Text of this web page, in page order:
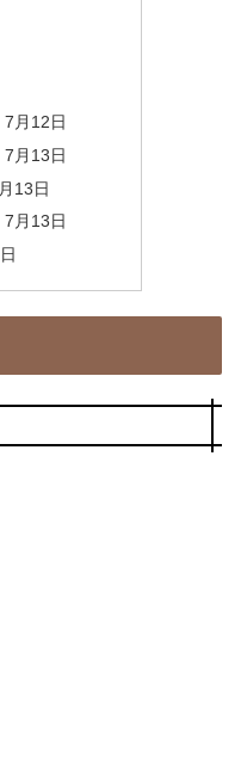
7月12日
7月13日
13日
月13日